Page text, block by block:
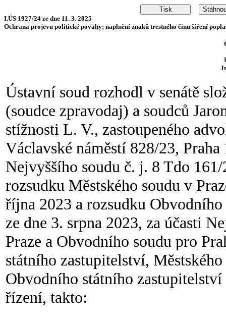
I.ÚS 1927/24 ze dne 11. 3. 2025
Ochrana projevu politické povahy; naplnění znaků trestného činu šíření
Ústavní soud rozhodl v senátě
(soudce zpravodaj) a soudců
stížnosti L. V., zastoupeného
Václavské náměstí 828/23,
Nejvyššího soudu č. j. 8 Tdo
rozsudku Městského soudu v
října 2023 a rozsudku
ze dne 3. srpna 2023, za účasti
Praze a Obvodního soudu pro
státního zastupitelství,
Obvodního státního
řízení, takto: